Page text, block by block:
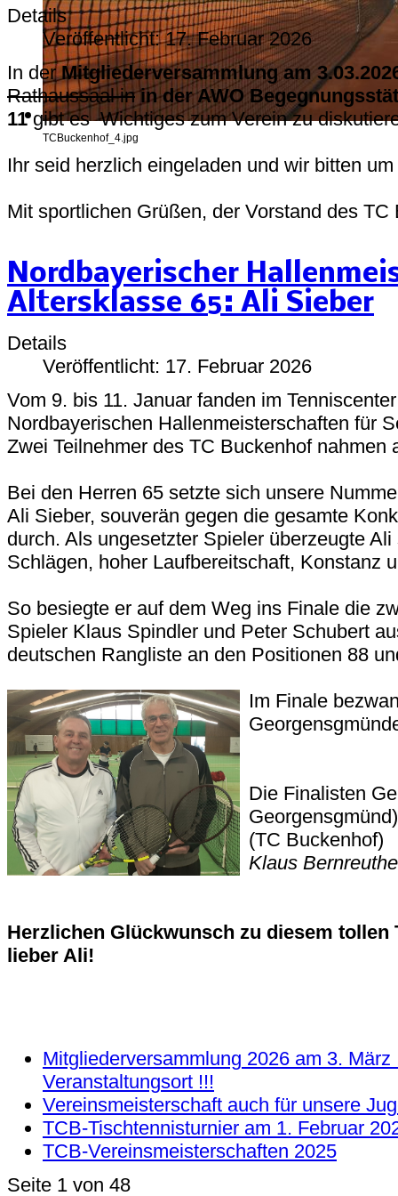
TCBuckenhof_4.jpg
Details
Veröffentlicht: 17. Februar 2026
In derMitgliederversammlung am
Rathaussaal in in der AWO
11gibt es Wichtiges zum Verein zu
Ihr seid herzlich eingeladen und wir bitten
Mit sportlichen Grüßen, der Vorstand des TC
Nordbayerischer
Altersklasse 65: Ali Sieber
Details
Veröffentlicht: 17. Februar 2026
Vom 9. bis 11. Januar fanden im
Nordbayerischen Hallenmeisterschaften für
Zwei Teilnehmer des TC Buckenhof nahmen
Bei den Herren 65 setzte sich unsere
Ali Sieber, souverän gegen die gesamte
durch. Als ungesetzter Spieler überzeugte
Schlägen, hoher Laufbereitschaft, Konstanz
So besiegte er auf dem Weg ins Finale die
Spieler Klaus Spindler und Peter Schubert
deutschen Rangliste an den Positionen 88
Im Finale
Die Finalisten
(TC
Klaus
Herzlichen Glückwunsch zu diesem tollen
lieber Ali!
Mitgliederversammlung 2026 am 3. März
Veranstaltungsort !!!
Vereinsmeisterschaft auch für unsere
TCB-Tischtennisturnier am 1. Februar
TCB-Vereinsmeisterschaften 2025
Seite 1 von 48